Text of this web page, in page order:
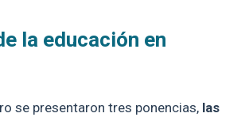
la educación en
se presentaron tres ponencias, las